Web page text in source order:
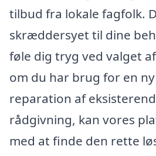
tilbud fra lokale fagfolk.
skræddersyet til dine
føle dig tryg ved valget
om du har brug for en
reparation af
rådgivning, kan vores
med at finde den rette